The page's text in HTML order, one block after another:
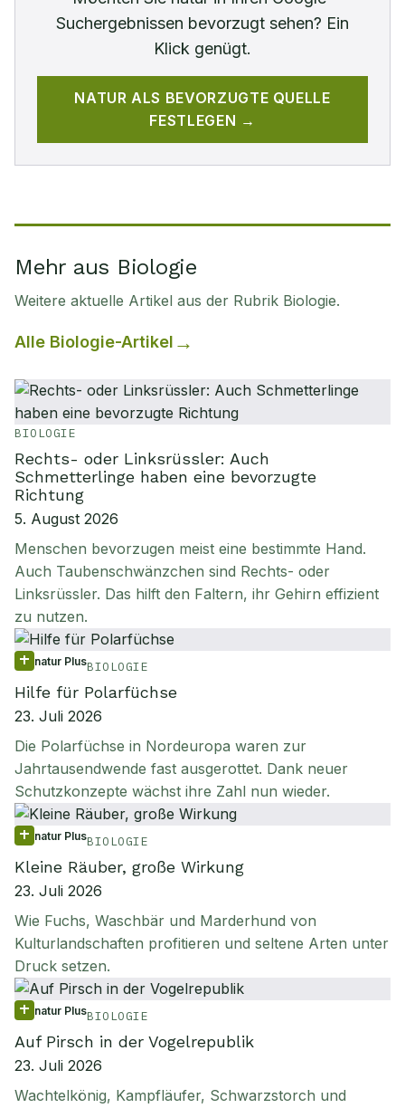
Suchergebnissen bevorzugt sehen? Ein
Klick genügt.
NATUR ALS BEVORZUGTE QUELLE
FESTLEGEN →
Mehr aus Biologie
Weitere aktuelle Artikel aus der Rubrik Biologie.
Alle Biologie-Artikel
BIOLOGIE
Rechts- oder Linksrüssler: Auch
Schmetterlinge haben eine bevorzugte
Richtung
5. August 2026
Menschen bevorzugen meist eine bestimmte Hand.
Auch Taubenschwänzchen sind Rechts- oder
Linksrüssler. Das hilft den Faltern, ihr Gehirn effizient
zu nutzen.
natur PlusBIOLOGIE
Hilfe für Polarfüchse
23. Juli 2026
Die Polarfüchse in Nordeuropa waren zur
Jahrtausendwende fast ausgerottet. Dank neuer
Schutzkonzepte wächst ihre Zahl nun wieder.
natur PlusBIOLOGIE
Kleine Räuber, große Wirkung
23. Juli 2026
Wie Fuchs, Waschbär und Marderhund von
Kulturlandschaften profitieren und seltene Arten unter
Druck setzen.
natur PlusBIOLOGIE
Auf Pirsch in der Vogelrepublik
23. Juli 2026
Wachtelkönig, Kampfläufer, Schwarzstorch und